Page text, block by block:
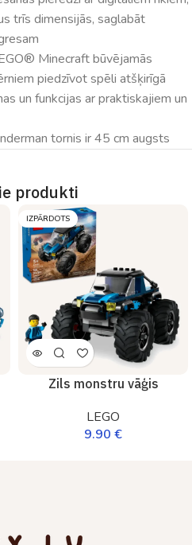
trīs dimensijās, saglabāt
Minecraft būvējamās
piedzīvot spēli atšķirīgā
un funkcijas ar praktiskajiem un
tornis ir 45 cm augsts
produkti
IZPĀRDOTS
Zils monstru vāģis
LEGO
9.90 €